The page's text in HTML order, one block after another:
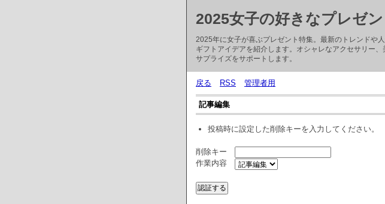
2025女子の好きなプレゼン
2025年に女子が喜ぶプレゼント特集。最新のトレンドや
ギフトアイデアを紹介します。オシャレなアクセサリー
サプライズをサポートします。
戻る RSS 管理者用
記事編集
投稿時に設定した削除キーを入力してください。
削除キー
作業内容